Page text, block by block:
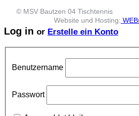
© MSV Bautzen 04 Tischtennis
Website und Hosting:
Log in or Erstelle ein Konto
Benutzername
Passwort